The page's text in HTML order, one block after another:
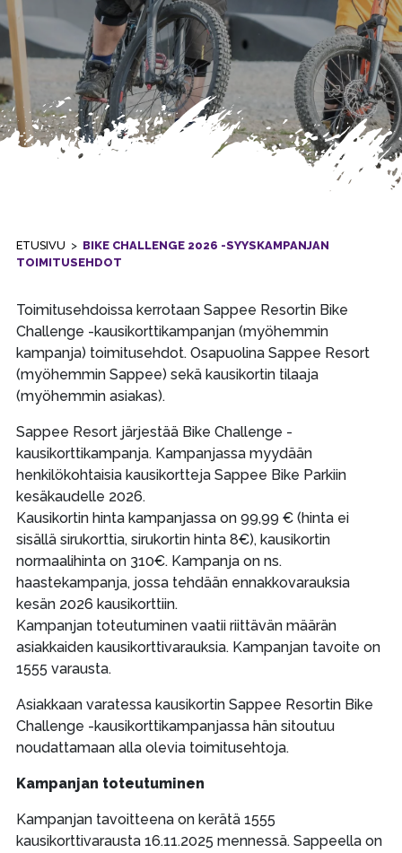
ETUSIVU > BIKE CHALLENGE 2026 -SYYSKAMPANJAN
TOIMITUSEHDOT
Toimitusehdoissa kerrotaan Sappee Resortin Bike
Challenge -kausikorttikampanjan (myöhemmin
kampanja) toimitusehdot. Osapuolina Sappee Resort
(myöhemmin Sappee) sekä kausikortin tilaaja
(myöhemmin asiakas).
Sappee Resort järjestää Bike Challenge -
kausikorttikampanja. Kampanjassa myydään
henkilökohtaisia kausikortteja Sappee Bike Parkiin
kesäkaudelle 2026.
Kausikortin hinta kampanjassa on 99,99 € (hinta ei
sisällä sirukorttia, sirukortin hinta 8€), kausikortin
normaalihinta on 310€. Kampanja on ns.
haastekampanja, jossa tehdään ennakkovarauksia
kesän 2026 kausikorttiin.
Kampanjan toteutuminen vaatii riittävän määrän
asiakkaiden kausikorttivarauksia. Kampanjan tavoite on
1555 varausta.
Asiakkaan varatessa kausikortin Sappee Resortin Bike
Challenge -kausikorttikampanjassa hän sitoutuu
noudattamaan alla olevia toimitusehtoja.
Kampanjan toteutuminen
Kampanjan tavoitteena on kerätä 1555
kausikorttivarausta 16.11.2025 mennessä. Sappeella on